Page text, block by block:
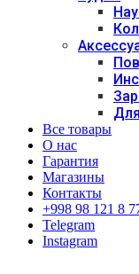
Все товары
О нас
Гарантия
Магазины
Контакты
+998 98 121 8
Telegram
Instagram